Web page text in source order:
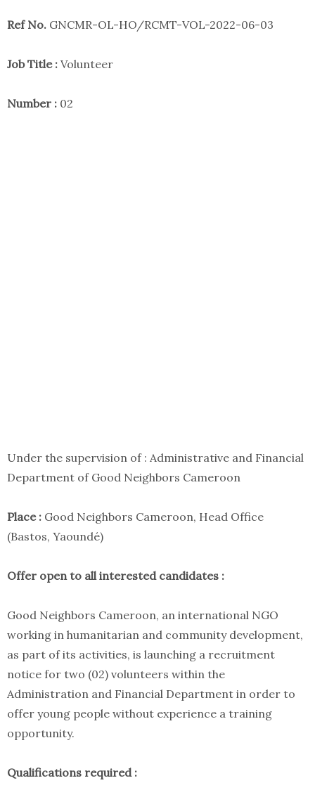
Ref No. GNCMR-OL-HO/RCMT-VOL-2022-06-03
Job Title : Volunteer
Number : 02
Under the supervision of : Administrative and Financial
Department of Good Neighbors Cameroon
Place : Good Neighbors Cameroon, Head Office
(Bastos, Yaoundé)
Offer open to all interested candidates :
Good Neighbors Cameroon, an international NGO
working in humanitarian and community development,
as part of its activities, is launching a recruitment
notice for two (02) volunteers within the
Administration and Financial Department in order to
offer young people without experience a training
opportunity.
Qualifications required :